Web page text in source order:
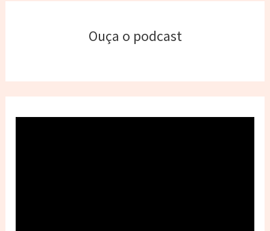
Ouça o podcast